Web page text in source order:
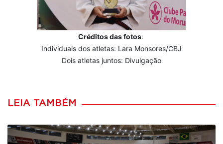
Créditos das fotos:
Individuais dos atletas: Lara Monsores/CBJ
Dois atletas juntos: Divulgação
LEIA TAMBÉM